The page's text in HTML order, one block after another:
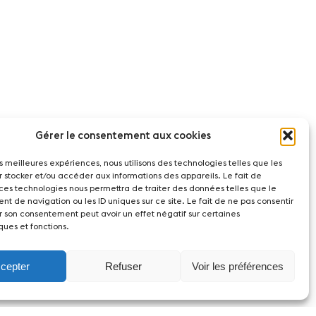
Gérer le consentement aux cookies
meilleures expériences, nous utilisons des technologies telles que les
stocker et/ou accéder aux informations des appareils. Le fait de
technologies nous permettra de traiter des données telles que le
de navigation ou les ID uniques sur ce site. Le fait de ne pas consentir
son consentement peut avoir un effet négatif sur certaines
et fonctions.
Refuser Voir les préférences